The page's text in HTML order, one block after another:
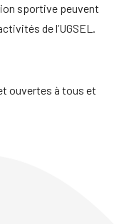
sportive peuvent
de l’UGSEL.
ouvertes à tous et